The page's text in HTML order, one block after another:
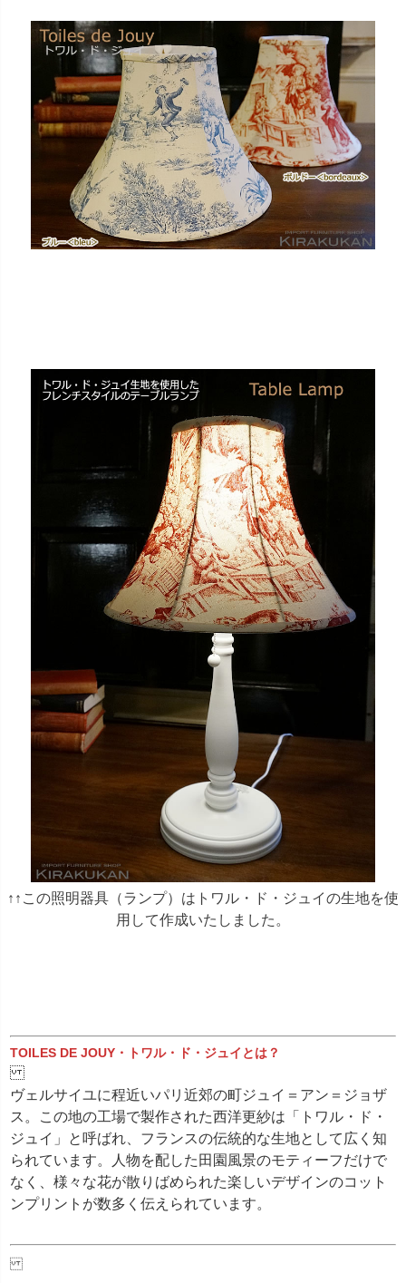
↑↑この照明器具（ランプ）はトワル・ド・ジュイの生地を使
用して作成いたしました。
TOILES DE JOUY・トワル・ド・ジュイとは？
ヴェルサイユに程近いパリ近郊の町ジュイ＝アン＝ジョザ
ス。この地の工場で製作された西洋更紗は「トワル・ド・
ジュイ」と呼ばれ、フランスの伝統的な生地として広く知
られています。 人物を配した田園風景のモティーフだけで
なく、様々な花が散りばめられた楽しいデザインのコット
ンプリントが数多く伝えられています。